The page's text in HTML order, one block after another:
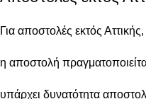
Για αποστολές εκτός
η αποστολή
υπάρχει δυνατότητα